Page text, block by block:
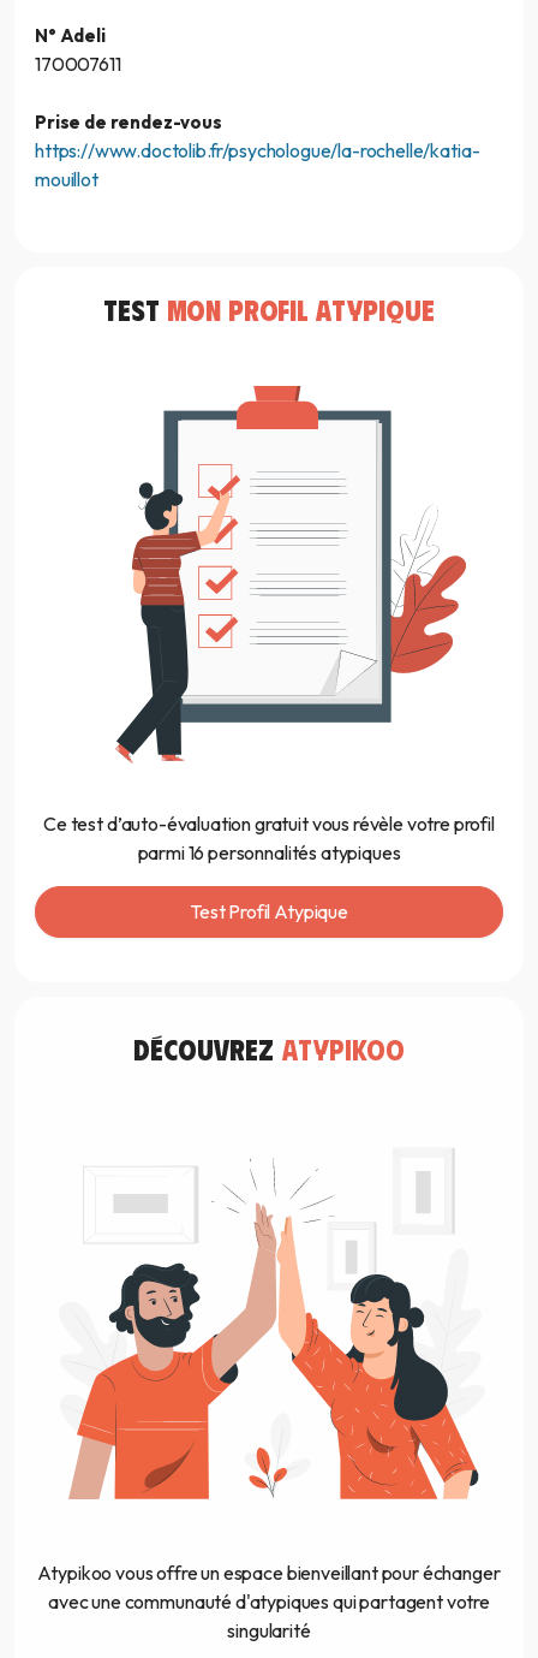
N° Adeli
170007611
Prise de rendez-vous
https://www.doctolib.fr/psychologue/la-rochelle/katia-
mouillot
TEST MON PROFIL ATYPIQUE
Ce test d’auto-évaluation gratuit vous révèle votre profil
parmi 16 personnalités atypiques
Test Profil Atypique
découvrez atypikoo
Atypikoo vous offre un espace bienveillant pour échanger
avec une communauté d'atypiques qui partagent votre
singularité